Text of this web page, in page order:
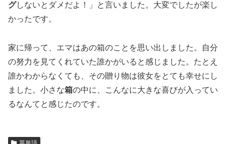
グしないとダメだよ！」と言いました。大変でしたが楽し
かったです。
家に帰って、エマはあの箱のことを思い出しました。自分
の努力を見てくれていた誰かがいると感じました。たとえ
誰かわからなくても、その贈り物は彼女をとても幸せにし
ました。小さな箱の中に、こんなに大きな喜びが入ってい
るなんてと感じたのです。